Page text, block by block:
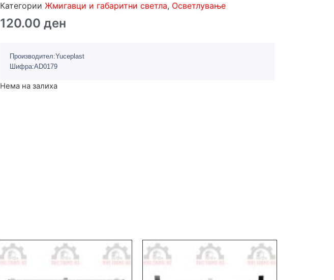
Категории Жмигавци и габаритни светла, Осветлување
120.00 ден
Производител:Yuceplast
Шифра:AD0179
Нема на залиха